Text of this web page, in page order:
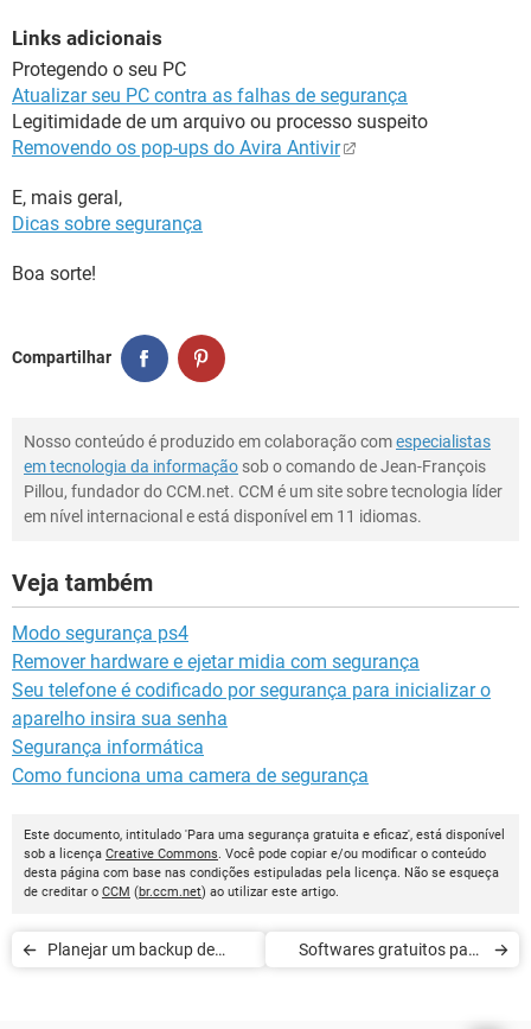
Links adicionais
Protegendo o seu PC
Atualizar seu PC contra as falhas de segurança
Legitimidade de um arquivo ou processo suspeito
Removendo os pop-ups do Avira Antivir
E, mais geral,
Dicas sobre segurança
Boa sorte!
Compartilhar
Nosso conteúdo é produzido em colaboração comespecialistas
em tecnologia da informação sob o comando de Jean-François
Pillou, fundador do CCM.net. CCM é um site sobre tecnologia líder
em nível internacional e está disponível em 11 idiomas.
Veja também
Modo segurança ps4
Remover hardware e ejetar midia com segurança
Seu telefone é codificado por segurança para inicializar o
aparelho insira sua senha
Segurança informática
Como funciona uma camera de segurança
Este documento, intitulado 'Para uma segurança gratuita e eficaz', está disponível
sob a licença Creative Commons. Você pode copiar e/ou modificar o conteúdo
desta página com base nas condições estipuladas pela licença. Não se esqueça
de creditar o CCM (br.ccm.net) ao utilizar este artigo.
Planejar um backup de
Softwares gratuitos para